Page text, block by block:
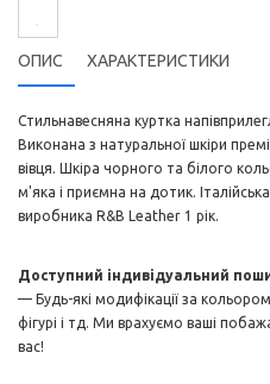
ОПИС ХАРАКТЕРИСТИКИ
Стильнавесняна куртка
Виконана з натуральної шкіри
вівця. Шкіра чорного та білого
м'яка і приємна на дотик.
виробника R&B Leather 1 рік.
Доступний індивідуальний
— Будь-які модифікації за
фігурі і тд. Ми врахуємо ваші
вас!